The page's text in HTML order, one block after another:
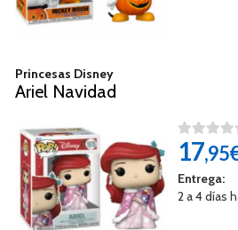
Princesas Disney
Ariel Navidad
17
Entrega:
2 a 4 días